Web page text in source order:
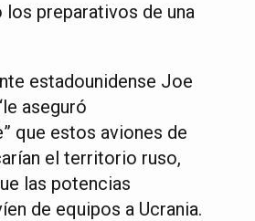
los preparativos de una
estadounidense Joe
aseguró
que estos aviones de
el territorio ruso,
las potencias
de equipos a Ucrania.